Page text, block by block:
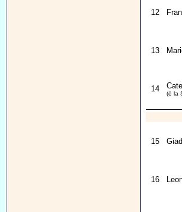
12
13
14
(è la
15
16